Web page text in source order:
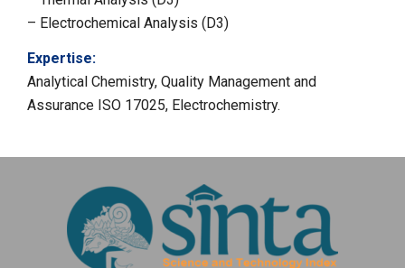
– Electrochemical Analysis (D3)
Expertise:
Analytical Chemistry, Quality Management and
Assurance ISO 17025, Electrochemistry.